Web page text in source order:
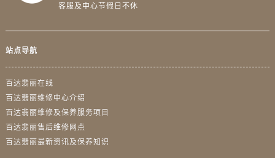
客服及中心节假日不休
站点导航
百达翡丽在线
百达翡丽维修中心介绍
百达翡丽维修及保养服务项目
百达翡丽售后维修网点
百达翡丽最新资讯及保养知识